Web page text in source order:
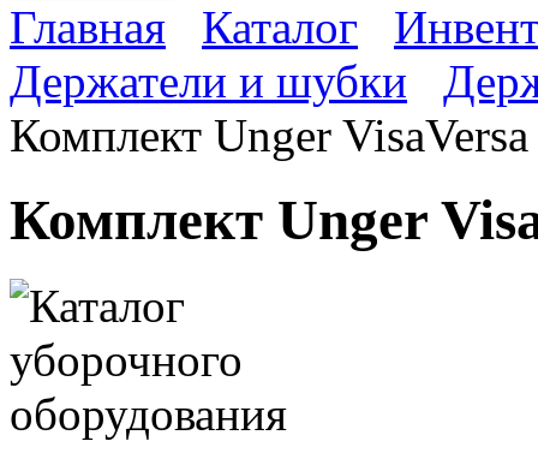
Главная Каталог
Держатели и шубки
Комплект Unger
Комплект Unger